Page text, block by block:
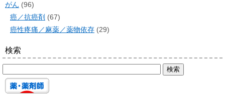
がん (96)
癌／抗癌剤 (67)
癌性疼痛／麻薬／薬物依存 (29)
検索